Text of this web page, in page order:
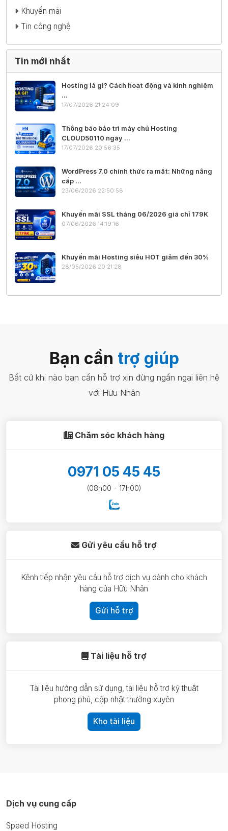
Khuyến mãi
Tin công nghệ
Tin mới nhất
Hosting là gì? Cách hoạt động và kinh nghiệm
...
17/07/2026 21:24:09
Thông báo bảo trì máy chủ Hosting
CLOUD50110 ngày ...
17/07/2026 20:56:35
WordPress 7.0 chính thức ra mắt: Những nâng
cấp ...
23/06/2026 22:50:58
Khuyến mãi SSL tháng 06/2026 giá chỉ 179K
07/06/2026 14:19:16
Khuyến mãi Hosting siêu HOT giảm đến 30%
28/05/2026 20:21:28
Bạn cần trợ giúp
Bất cứ khi nào bạn cần hỗ trợ xin đừng ngần ngại liên hệ
với Hữu Nhân
Chăm sóc khách hàng
0971 05 45 45
(08h00 - 17h00)
Gửi yêu cầu hỗ trợ
Kênh tiếp nhận yêu cầu hỗ trợ dịch vụ dành cho khách
hàng của Hữu Nhân
Gửi hỗ trợ
Tài liệu hỗ trợ
Tài liệu hướng dẫn sử dụng, tài liệu hỗ trợ kỹ thuật
phong phú, cập nhật thường xuyên
Kho tài liệu
Dịch vụ cung cấp
Speed Hosting